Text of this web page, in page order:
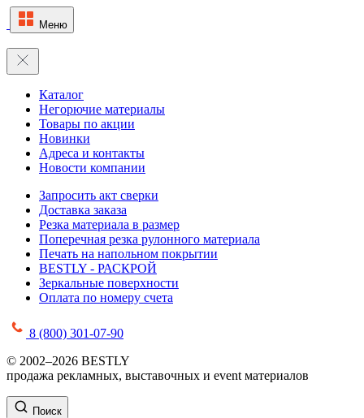
Меню
Каталог
Негорючие материалы
Товары по акции
Новинки
Адреса и контакты
Новости компании
Запросить акт сверки
Доставка заказа
Резка материала в размер
Поперечная резка рулонного материала
Печать на напольном покрытии
BESTLY - РАСКРОЙ
Зеркальные поверхности
Оплата по номеру счета
8 (800) 301-07-90
© 2002–2026 BESTLY
продажа рекламных, выставочных и event материалов
Поиск